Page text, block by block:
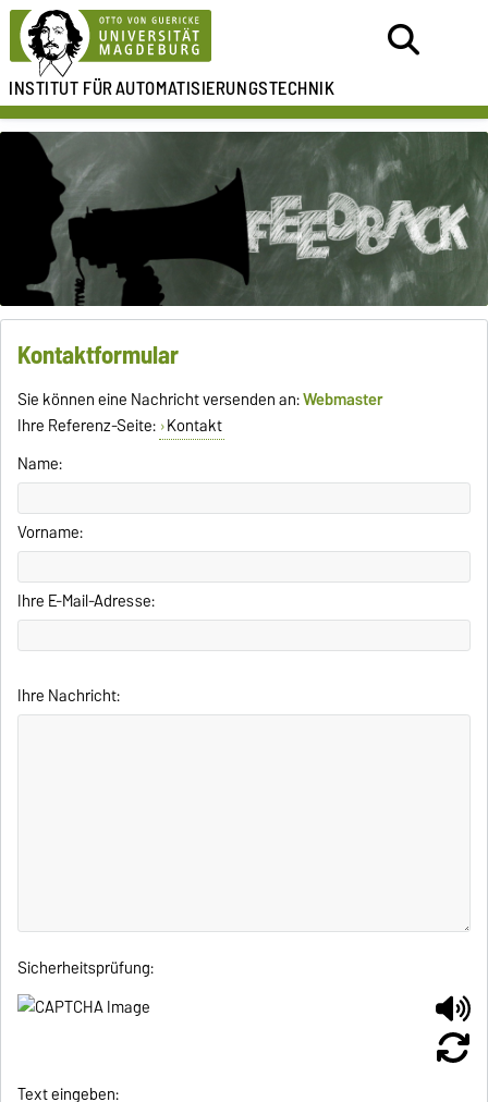
INSTITUT FÜRAUTOMATISIERUNGSTECHNIK
Kontaktformular
Sie können eine Nachricht versenden an:Webmaster
Ihre Referenz-Seite: Kontakt
Name:
Vorname:
Ihre E-Mail-Adresse:
Ihre Nachricht:
Sicherheitsprüfung:
Text eingeben: